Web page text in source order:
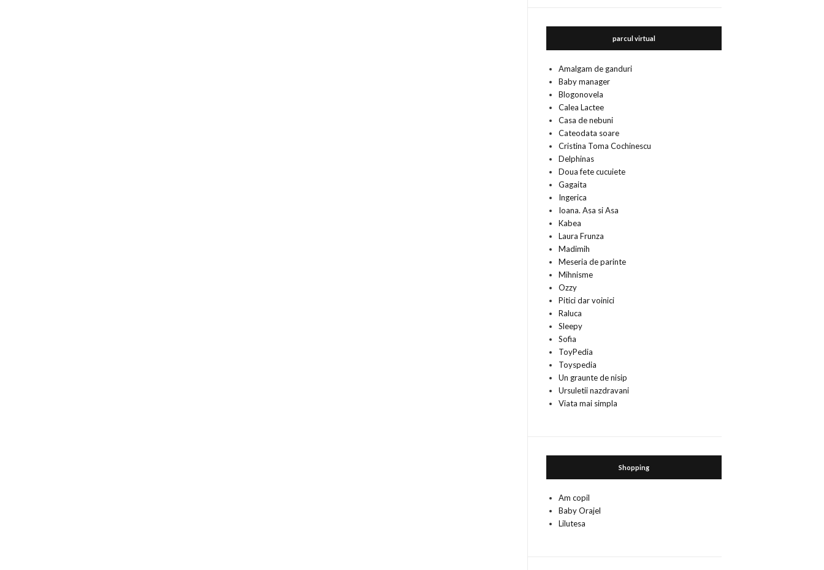
parcul virtual
Amalgam de ganduri
Baby manager
Blogonovela
Calea Lactee
Casa de nebuni
Cateodata soare
Cristina Toma Cochinescu
Delphinas
Doua fete cucuiete
Gagaita
Ingerica
Ioana. Asa si Asa
Kabea
Laura Frunza
Madimih
Meseria de parinte
Mihnisme
Ozzy
Pitici dar voinici
Raluca
Sleepy
Sofia
ToyPedia
Toyspedia
Un graunte de nisip
Ursuletii nazdravani
Viata mai simpla
Shopping
Am copil
Baby Orajel
Lilutesa